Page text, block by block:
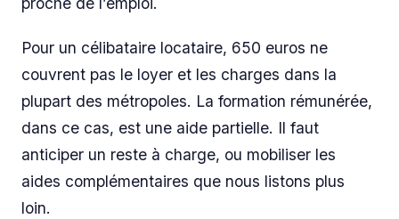
Pour un célibataire locataire, 650 euros ne
couvrent pas le loyer et les charges dans la
plupart des métropoles. La formation rémunérée,
dans ce cas, est une aide partielle. Il faut
anticiper un reste à charge, ou mobiliser les
aides complémentaires que nous listons plus
loin.